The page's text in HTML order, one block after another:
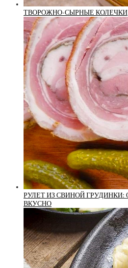
ТВОРОЖНО-СЫРНЫЕ КОЛЕЧКИ
РУЛЕТ ИЗ СВИНОЙ ГРУДИНКИ:
ВКУСНО